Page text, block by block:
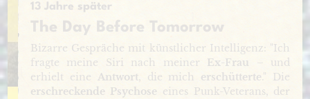
13 Jahre später
The Day Before Tomorrow
Bizarre Gespräche mit künstlicher Intelligenz: "Ich
fragte meine Siri nach meiner Ex-Frau – und
erhielt eine Antwort , die mich erschütterte ." Die
erschreckende Psychose eines Punk-Veterans, der